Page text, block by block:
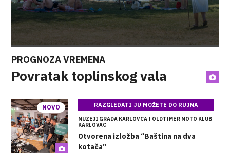
PROGNOZA VREMENA
Povratak toplinskog vala
RAZGLEDATI JU MOŽETE DO RUJNA
MUZEJI GRADA KARLOVCA I OLDTIMER MOTO KLUB
KARLOVAC
Otvorena izložba “Baština na dva
kotača”
NOVO